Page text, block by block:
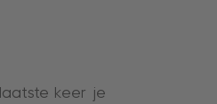
keer je